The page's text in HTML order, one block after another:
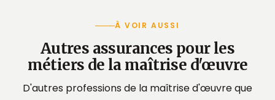
À VOIR AUSSI
Autres assurances pour les
métiers de la maîtrise d'œuvre
D'autres professions de la maîtrise d'œuvre que